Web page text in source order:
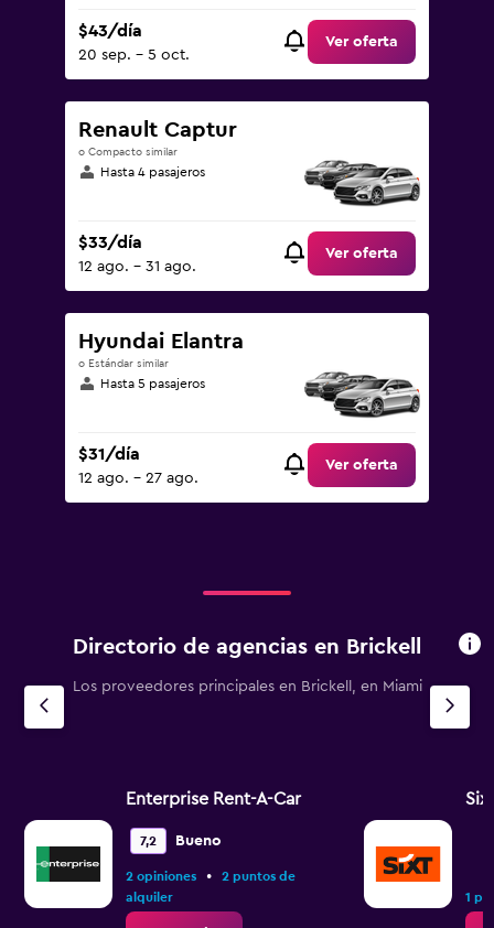
$43/día
20 sep. - 5 oct.
Ver oferta
Renault Captur
o Compacto similar
Hasta 4 pasajeros
$33/día
12 ago. - 31 ago.
Ver oferta
Hyundai Elantra
o Estándar similar
Hasta 5 pasajeros
$31/día
12 ago. - 27 ago.
Ver oferta
Directorio de agencias en Brickell
Los proveedores principales en Brickell, en Miami
Enterprise Rent-A-Car
7,2 Bueno
2 opiniones •
2 puntos de
alquiler
Sixt
1